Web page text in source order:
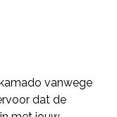
vanwege
dat de